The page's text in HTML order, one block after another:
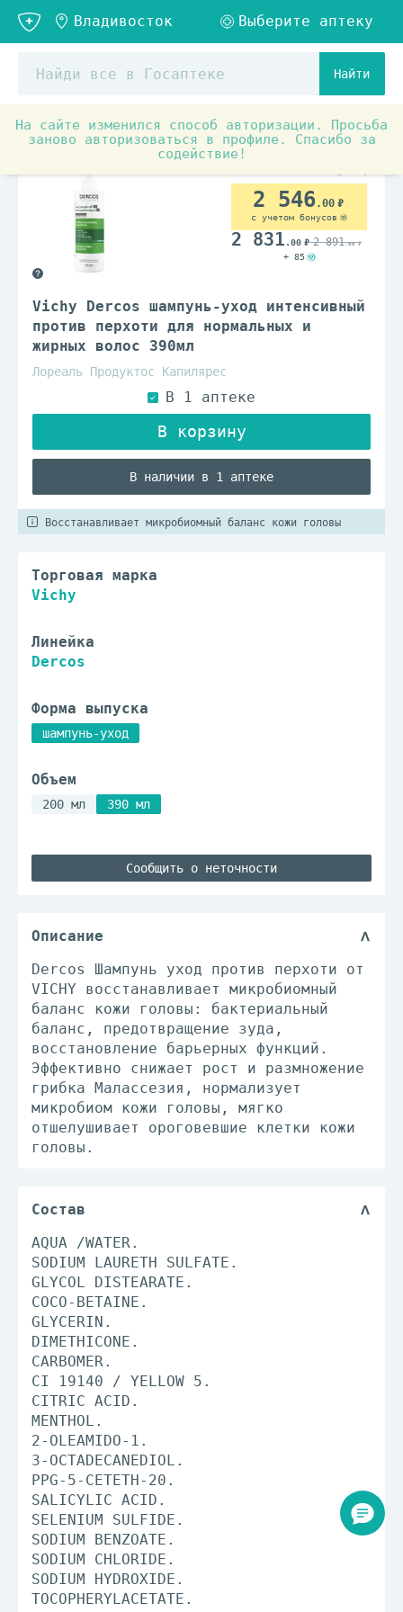
Найти
На сайте изменился способ авторизации. Просьба
заново авторизоваться в профиле. Спасибо за
содействие!
Товары для красоты и здоровья Средства по уходу
Vichy Dercos шампунь-уход интенсивный
против перхоти для нормальных и
жирных волос 390мл
Лореаль Продуктос Капилярес
В наличии в 1 аптеке
2 546.00
с учетом бонусов
2 831 .00 2 891.00
+ 85
Восстанавливает микробиомный баланс кожи головы
Торговая марка
Vichy
Линейка
Dercos
Форма выпуска
шампунь-уход
Объем
200 мл 390 мл
Сообщить о неточности
Описание
Dercos Шампунь уход против перхоти от
VICHY восстанавливает микробиомный
баланс кожи головы: бактериальный
баланс, предотвращение зуда,
восстановление барьерных функций.
Эффективно снижает рост и размножение
грибка Малассезия, нормализует
микробиом кожи головы, мягко
отшелушивает ороговевшие клетки кожи
головы.
Состав
AQUA /WATER.
SODIUM LAURETH SULFATE.
GLYCOL DISTEARATE.
COCO-BETAINE.
GLYCERIN.
DIMETHICONE.
CARBOMER.
CI 19140 / YELLOW 5.
CITRIC ACID.
MENTHOL.
2-OLEAMIDO-1.
3-OCTADECANEDIOL.
PPG-5-CETETH-20.
SALICYLIC ACID.
SELENIUM SULFIDE.
SODIUM BENZOATE.
SODIUM CHLORIDE.
SODIUM HYDROXIDE.
TOCOPHERYLACETATE.